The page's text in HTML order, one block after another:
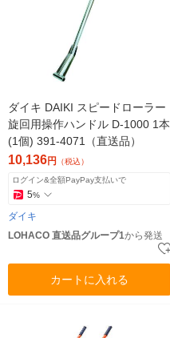
ダイキ DAIKI スピードローラー
旋回用操作ハンドル D-1000 1本
(1個) 391-4071（直送品）
10,136円 （税込）
ログイン&全額PayPay支払いで
5%
ダイキ
LOHACO 直送品グループ1から発送
カートに入れる